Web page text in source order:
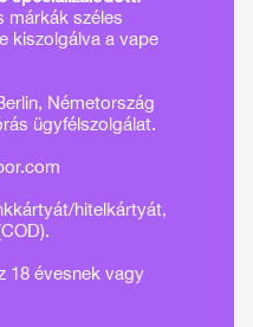
márkák széles
kiszolgálva a vape
Németország
ügyfélszolgálat.
hitelkártyát,
18 évesnek vagy